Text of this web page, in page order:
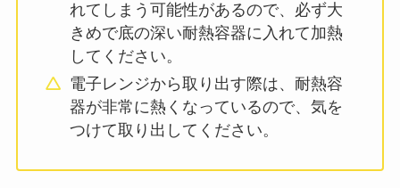
れてしまう可能性があるので、必ず大
きめで底の深い耐熱容器に入れて加熱
してください。
電子レンジから取り出す際は、耐熱容
器が非常に熱くなっているので、気を
つけて取り出してください。